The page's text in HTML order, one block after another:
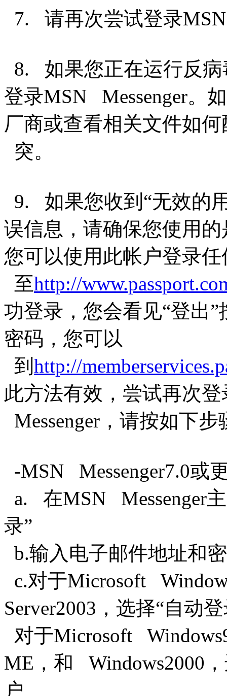
7. 请再次尝试登录
8. 如果您正在运行反病
登录MSN Messenger。
厂商或查看相关文件如
突。
9. 如果您收到“无效的
误信息，请确保您使用
您可以使用此帐户登录
至http://
功登录，您会看见“登出
密码，您可以
到 http://
此方法有效，尝试再次
Messenger，请按如下
-MSN Messenger7.0或
a. 在MSN Messenger
录”
b.输入电子邮件地址和
c.对于Microsoft
Server2003，选择“自动
对于Microsoft
ME，和 Windows2000
户